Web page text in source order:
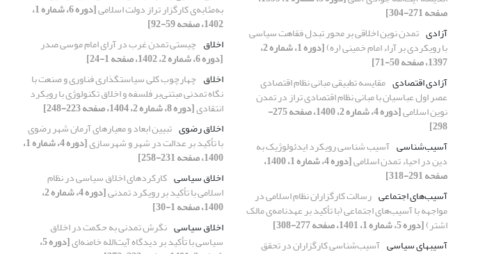
صفحه 271-304]
آزادی تمدن نوین اخلاقی بر محور تبدل فقاهت سیاسی
با رویکردی بر آراء امام خمینی (ره) [دوره 1، شماره 2،
1397، صفحه 50-71]
آزادی اقتصادی مقایسه‌ تطبیقی مبانی نظام اقتصادی
عصر اول عباسیان با مبانی نظام اقتصادی تراز در تمدن
نوین اسلامی [دوره 4، شماره 2، 1400، صفحه 275-
298]
آسیب‌شناسی آسیب شناسی رویکرد ایدئولوژیک به
دین در احیاء تمدن اسلامی [دوره 4، شماره 1، 1400،
صفحه 291-318]
آسیب‌های اجتماعی رسالت کارگزاران نظام اسلامی در
مواجهه با آسیب‌های اجتماعی (با تأکید بر عهدنامه‌ی مالک
اشتر)[دوره 5، شماره 1، 1401، صفحه 277-308]
آسیب­های سیاسی آسیب‌شناسی کارگزاران در تحقق
به‌مثابه‌ی کارگزار تراز دولت اسلامی [دوره 6، شماره 1،
1402، صفحه 59-92]
اخلاق چیستی تمدن غرب در آرای امام موسی صدر
[دوره 6، شماره 2، 1402، صفحه 1-24]
اخلاق چهارچوب کلی سیاستگذاری فناوری و صنعت با
نگاه تمدنی مبتنی‌بر فلسفه و اخلاق تکنولوژی با رویکرد
انتقادی[دوره 8، شماره 2، 1404، صفحه 223-248]
اخلاق رضوی تبیین ابعاد و معیارهای آرمان شهر رضوی
با تأکید بر عدالت در شهر و شهرسازی [دوره 4، شماره 1،
1400، صفحه 231-258]
اخلاق سیاسی کارکردهای اخلاق سیاسی در نظام
اسلامی با تأکید بر رویکرد تمدنی [دوره 4، شماره 2،
1400، صفحه 1-30]
اخلاق سیاسی نگرش تمدنی به حکمت در اخلاق
سیاسی با تأکید بر دیدگاه آیت‌الله خامنه‌ای [دوره 5،